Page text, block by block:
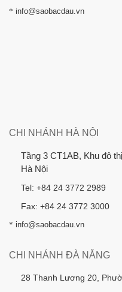
* info@saobacdau.vn
CHI NHÁNH HÀ NỘI
Tầng 3 CT1AB, Khu đô
Hà Nội
Tel: +84 24 3772 2989
Fax: +84 24 3772 3000
* info@saobacdau.vn
CHI NHÁNH ĐÀ NẴNG
28 Thanh Lương 20,